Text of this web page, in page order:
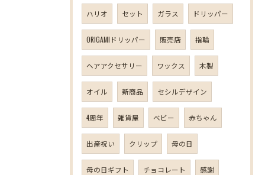
ハリオ セット ガラス ドリッパー
ORIGAMIドリッパー 販売店 指輪
ヘアアクセサリー ワックス 木製
オイル 新商品 セシルデザイン
4周年 雑貨屋 ベビー 赤ちゃん
出産祝い クリップ 母の日
母の日ギフト チョコレート 感謝